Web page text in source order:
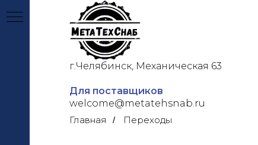
г.Челябинск, Механическая 63
Для поставщиков
welcome@metatehsnab.ru
Главная / Переходы